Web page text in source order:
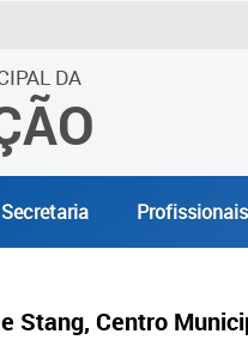
DA
Secretaria
Stang, Centro